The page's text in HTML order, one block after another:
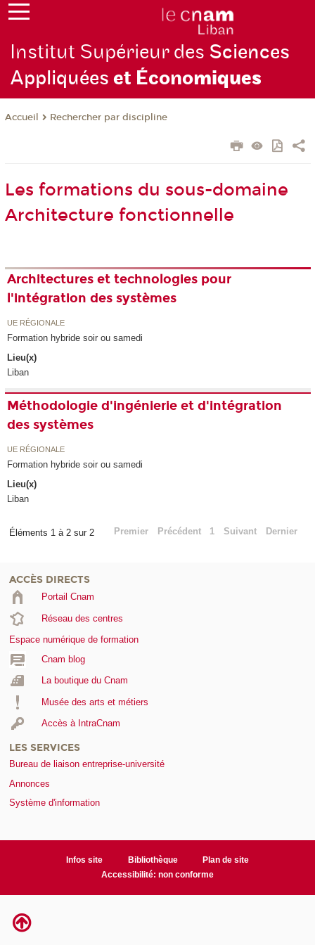
Institut Supérieur des Sciences
Appliquéeset Économiques
Accueil Rechercher par discipline
Les formations du sous-domaine
Architecture fonctionnelle
Architectures et technologies pour
l'intégration des systèmes
UE RÉGIONALE
Formation hybride soir ou samedi
Lieu(x)
Liban
Méthodologie d'ingénierie et d'intégration
des systèmes
UE RÉGIONALE
Formation hybride soir ou samedi
Lieu(x)
Liban
Éléments 1 à 2 sur 2 Premier Précédent 1 Suivant Dernier
ACCÈS DIRECTS
Portail Cnam
Réseau des centres
Espace numérique de formation
Cnam blog
La boutique du Cnam
Musée des arts et métiers
Accès à IntraCnam
LES SERVICES
Bureau de liaison entreprise-université
Annonces
Système d'information
Infos site Bibliothèque
Plan de site
Accessibilité: non conforme